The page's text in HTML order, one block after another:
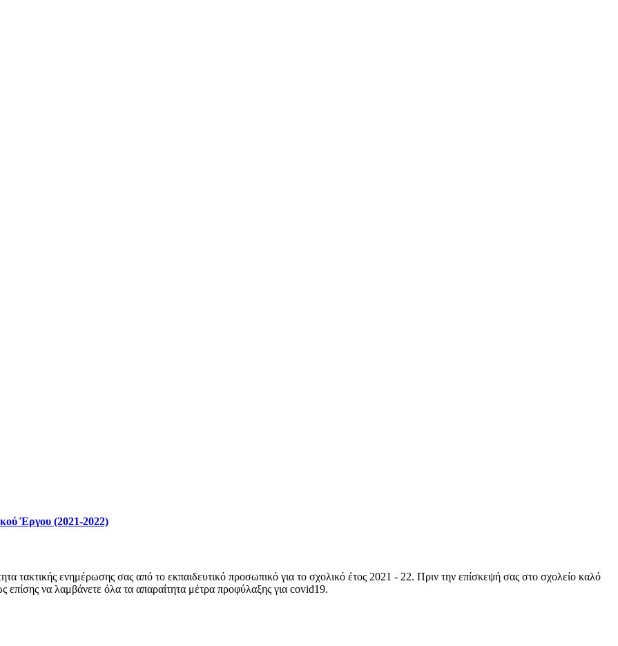
Έργου (2021-2022)
τακτικής ενημέρωσης σας από το εκπαιδευτικό προσωπικό για το σχολικό έτος 2021 - 22. Πριν την επίσκεψή σας στο σχολείο καλό
επίσης να λαμβάνετε όλα τα απαραίτητα μέτρα προφύλαξης για covid19.